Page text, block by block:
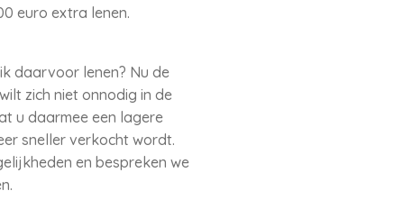
euro extra lenen.
daarvoor lenen? Nu de
zich niet onnodig in de
u daarmee een lagere
sneller verkocht wordt.
en bespreken we